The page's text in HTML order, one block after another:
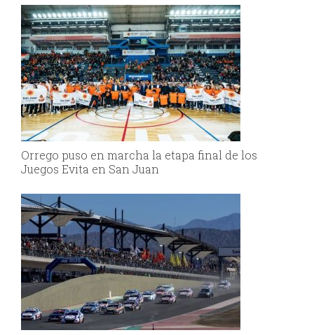
Orrego puso en marcha la etapa final de los
Juegos Evita en San Juan